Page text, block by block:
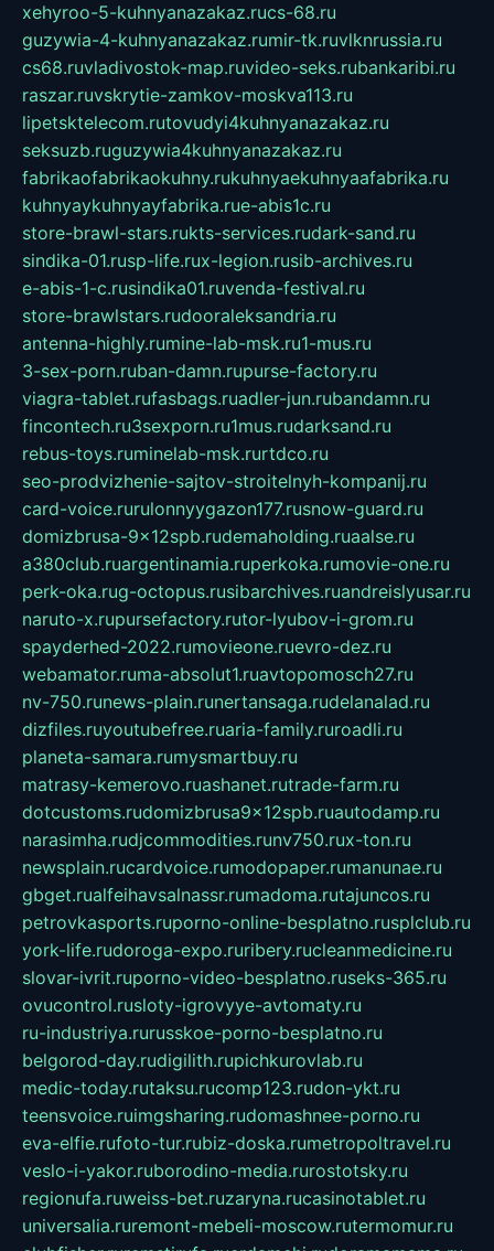
xehyroo-5-kuhnyanazakaz.rucs-68.ru
guzywia-4-kuhnyanazakaz.rumir-tk.ruvlknrussia.ru
cs68.ruvladivostok-map.ruvideo-seks.rubankaribi.ru
raszar.ruvskrytie-zamkov-moskva113.ru
lipetsktelecom.rutovudyi4kuhnyanazakaz.ru
seksuzb.ruguzywia4kuhnyanazakaz.ru
fabrikaofabrikaokuhny.rukuhnyaekuhnyaafabrika.ru
kuhnyaykuhnyayfabrika.rue-abis1c.ru
store-brawl-stars.rukts-services.rudark-sand.ru
sindika-01.rusp-life.rux-legion.rusib-archives.ru
e-abis-1-c.rusindika01.ruvenda-festival.ru
store-brawlstars.rudooraleksandria.ru
antenna-highly.rumine-lab-msk.ru1-mus.ru
3-sex-porn.ruban-damn.rupurse-factory.ru
viagra-tablet.rufasbags.ruadler-jun.rubandamn.ru
fincontech.ru3sexporn.ru1mus.rudarksand.ru
rebus-toys.ruminelab-msk.rurtdco.ru
seo-prodvizhenie-sajtov-stroitelnyh-kompanij.ru
card-voice.rurulonnyygazon177.rusnow-guard.ru
domizbrusa-9x12spb.rudemaholding.ruaalse.ru
a380club.ruargentinamia.ruperkoka.rumovie-one.ru
perk-oka.rug-octopus.rusibarchives.ruandreislyusar.ru
naruto-x.rupursefactory.rutor-lyubov-i-grom.ru
spayderhed-2022.rumovieone.ruevro-dez.ru
webamator.ruma-absolut1.ruavtopomosch27.ru
nv-750.runews-plain.runertansaga.rudelanalad.ru
dizfiles.ruyoutubefree.ruaria-family.ruroadli.ru
planeta-samara.rumysmartbuy.ru
matrasy-kemerovo.ruashanet.rutrade-farm.ru
dotcustoms.rudomizbrusa9x12spb.ruautodamp.ru
narasimha.rudjcommodities.runv750.rux-ton.ru
newsplain.rucardvoice.rumodopaper.rumanunae.ru
gbget.rualfeihavsalnassr.rumadoma.rutajuncos.ru
petrovkasports.ruporno-online-besplatno.rusplclub.ru
york-life.rudoroga-expo.ruribery.rucleanmedicine.ru
slovar-ivrit.ruporno-video-besplatno.ruseks-365.ru
ovucontrol.rusloty-igrovyye-avtomaty.ru
ru-industriya.rurusskoe-porno-besplatno.ru
belgorod-day.rudigilith.rupichkurovlab.ru
medic-today.rutaksu.rucomp123.rudon-ykt.ru
teensvoice.ruimgsharing.rudomashnee-porno.ru
eva-elfie.rufoto-tur.rubiz-doska.rumetropoltravel.ru
veslo-i-yakor.ruborodino-media.rurostotsky.ru
regionufa.ruweiss-bet.ruzaryna.rucasinotablet.ru
universalia.ruremont-mebeli-moscow.rutermomur.ru